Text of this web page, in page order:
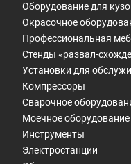
Оборудование для
Окрасочное
Профессиональная
Стенды «развал-
Установки для
Компрессоры
Сварочное
Моечное оборудование
Инструменты
Электростанции